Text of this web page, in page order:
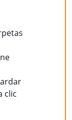
clic